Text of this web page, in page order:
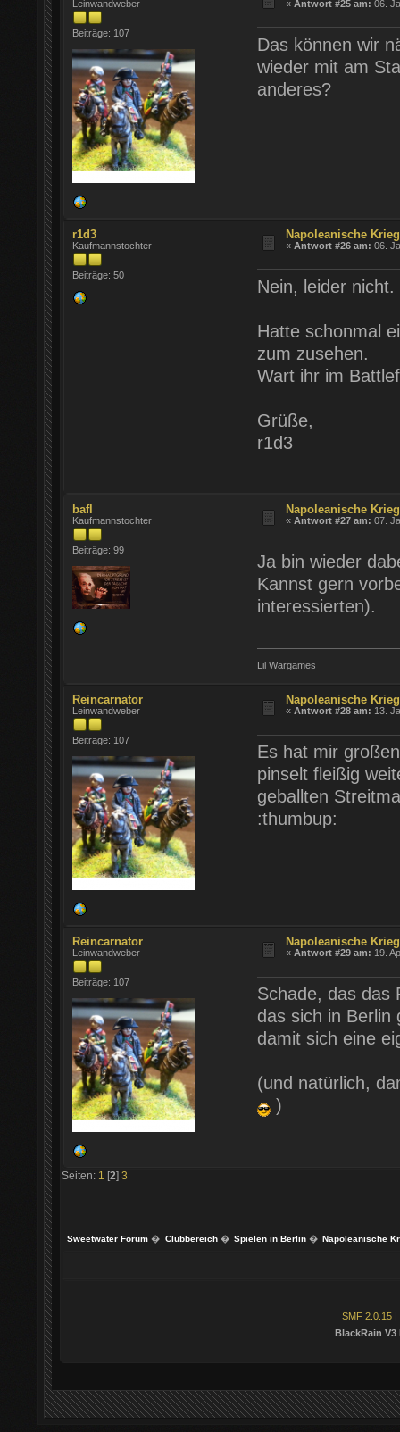
Leinwandweber
Beiträge: 107
«Antwort #25 am: 06.
Das können wir
wieder mit am
anderes?
r1d3
Kaufmannstochter
Beiträge: 50
Napoleanische
«Antwort #26 am: 06.
Nein, leider nicht.
Hatte schonmal
zum zusehen.
Wart ihr im
Grüße,
r1d3
bafl
Kaufmannstochter
Beiträge: 99
Napoleanische
«Antwort #27 am: 07.
Ja bin wieder
Kannst gern
interessierten).
Lil Wargames
Reincarnator
Leinwandweber
Beiträge: 107
Napoleanische
«Antwort #28 am: 13.
Es hat mir
pinselt fleißig
geballten
:thumbup:
Reincarnator
Leinwandweber
Beiträge: 107
Napoleanische
«Antwort #29 am: 19.
Schade, das das
das sich in Berlin
damit sich eine
(und natürlich,
)
Seiten: 1 [2] 3
Sweetwater Forum � Clubbereich� Spielen in Berlin� Napoleanische
SMF 2.0.15 |
BlackRain V3